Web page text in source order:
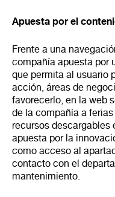
Apuesta por el
Frente a una
compañía apuesta por
que permita al usuario
acción, áreas de
favorecerlo, en la web
de la compañía a
recursos descargables
apuesta por la
como acceso al
contacto con el
mantenimiento.